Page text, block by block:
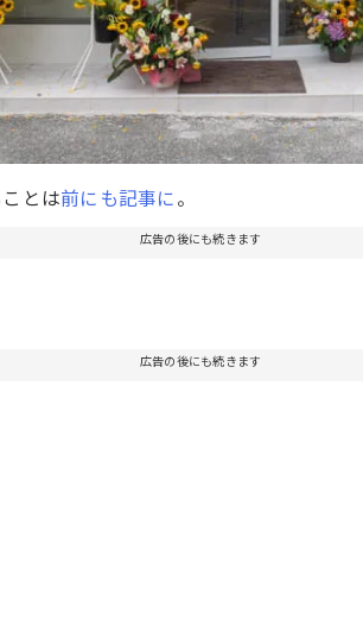
とは前にも記事に。
広告の後にも続きます
広告の後にも続きます